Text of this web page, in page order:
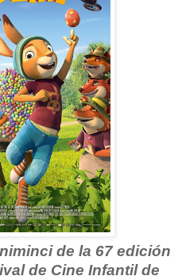
de la 67 edición
de Cine Infantil de